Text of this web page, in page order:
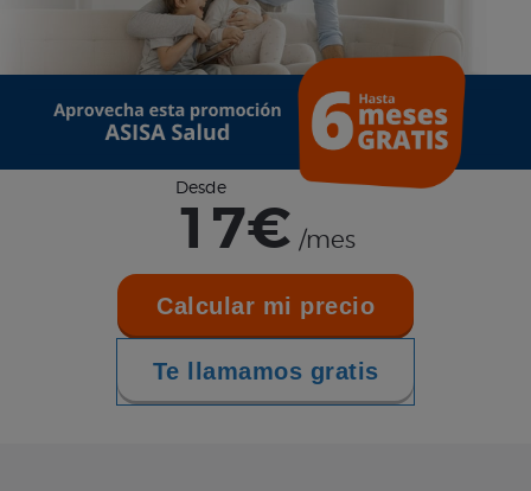
Desde
17€ /mes
Calcular mi precio
Te llamamos gratis